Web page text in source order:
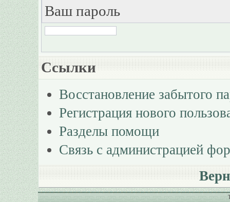
Ваш пароль
Ссылки
Восстановление забытого
Регистрация нового
Разделы помощи
Связь с администрацией